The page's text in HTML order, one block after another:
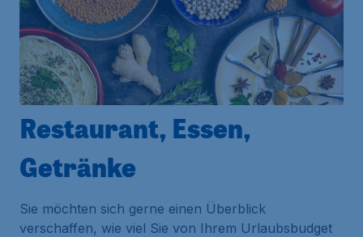
Restaurant, Essen,
Getränke
Sie möchten sich gerne einen Überblick
verschaffen, wie viel Sie von Ihrem Urlaubsbudget